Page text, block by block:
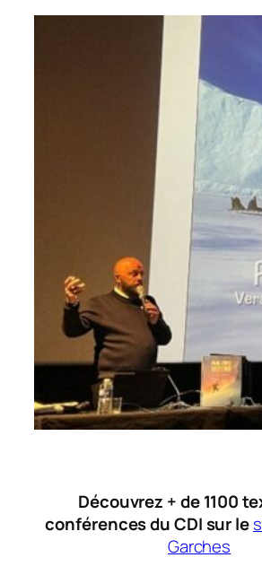
Découvrez + de 1100
conférences du CDI sur le
Garches